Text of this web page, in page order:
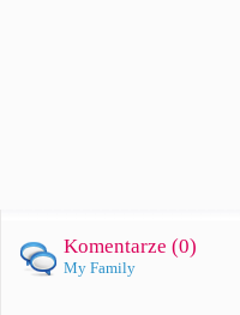
Komentarze (0)
My Family